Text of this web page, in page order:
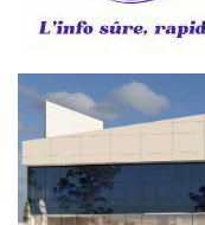
illiconews